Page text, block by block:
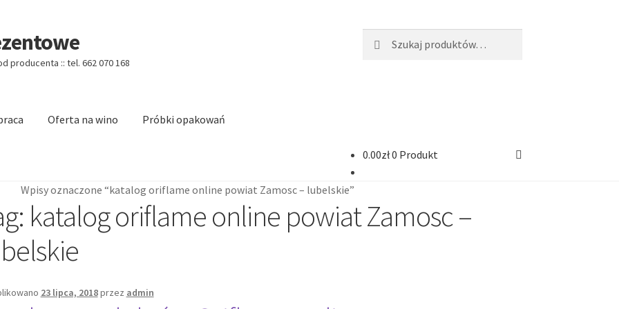
producenta :: tel. 662 070 168
Oferta na wino Próbki opakowań
Checkout Data Access Request
HomepageHomepage
0.00zł0 Produkt
Wpisy oznaczone “katalog oriflame online powiat Zamosc – lubelskie”
katalog oriflame online powiat Zamosc –
23 lipca, 2018przez admin